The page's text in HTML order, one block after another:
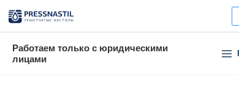
Работаем только с юридическими
лицами